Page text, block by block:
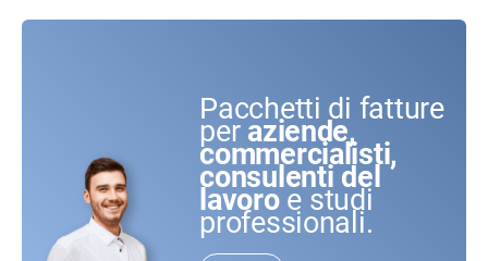
Pacchetti di fatture
per aziende,
commercialisti,
consulenti del
lavoro e studi
professionali.